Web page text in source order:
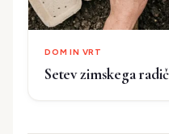
DOM IN VRT
Setev zimskega